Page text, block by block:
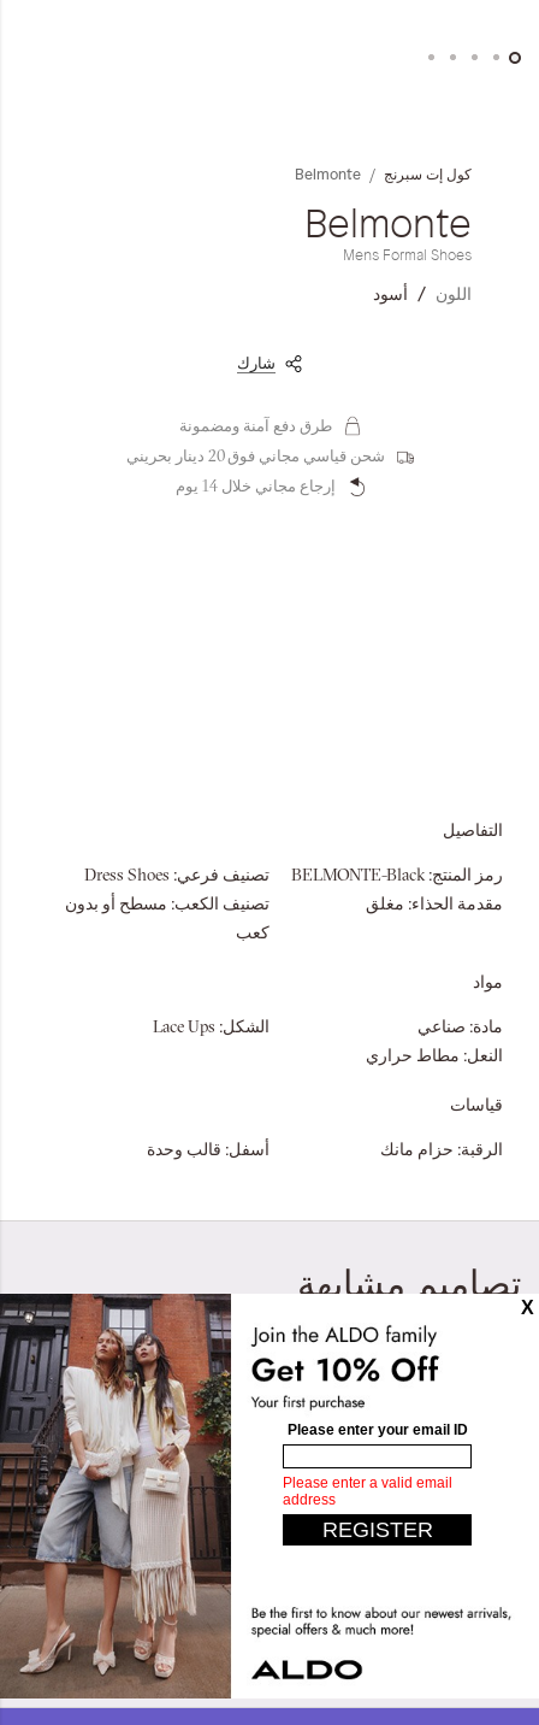
Leather Collection
كول إت سبرنج Belmonte
Belmonte
Mens Formal Shoes
اللون أسود
شارك
طرق دفع آمنة ومضمونة
شحن قياسي مجاني فوق 20 دينار بحريني
إرجاع مجاني خلال 14 يوم
التفاصيل
رمز المنتج: BELMONTE-Black تصنيف فرعي: Dress Shoes
مقدمة الحذاء: مغلق تصنيف الكعب: مسطح أو بدون
كعب
مواد
مادة: صناعي الشكل: Lace Ups
النعل: مطاط حراري
قياسات
الرقبة: حزام مانك أسفل: قالب وحدة
تصاميم مشابهة